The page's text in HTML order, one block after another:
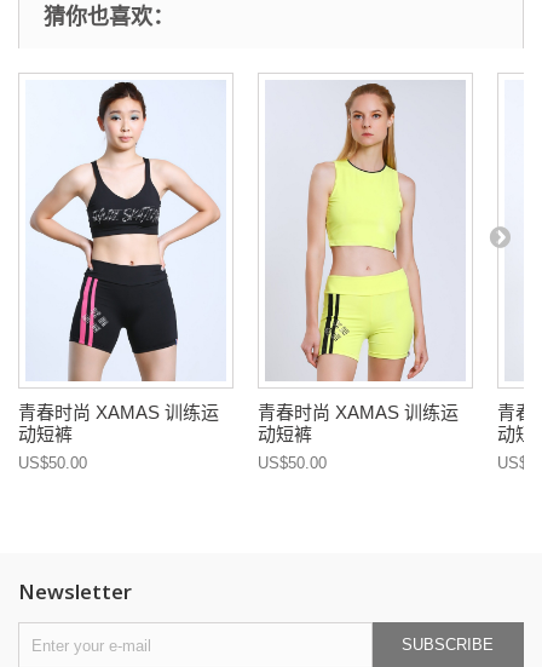
猜你也喜欢：
青春时尚 XAMAS 训练运
动短裤
US$50.00
青春时尚 XAMAS 训练运
动短裤
US$50.00
青春
动短
Newsletter
SUBSCRIBE